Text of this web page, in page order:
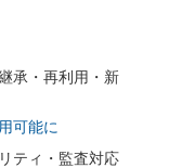
承・再利用・新
可能に
ティ・監査対応